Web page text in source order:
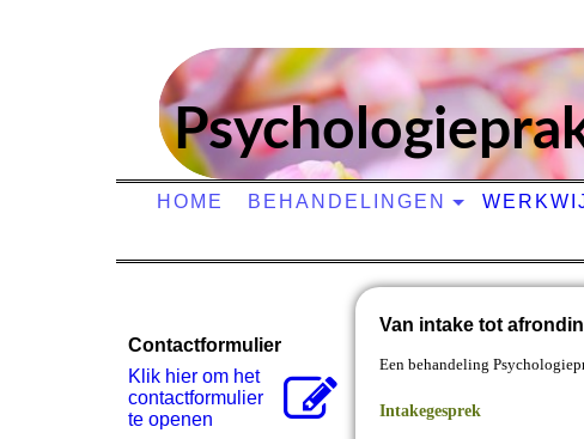
Psyc
HOME BEHANDELINGEN
Van intake tot
Een behandeling
Intakegesprek
Contactformulier
Klik hier om het
contactformulier
te openen